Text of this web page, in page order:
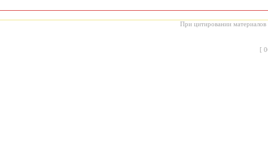
При цитировании материалов
[